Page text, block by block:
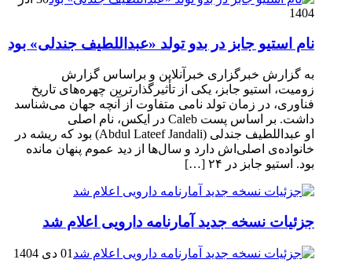
1404
نام استیو جابز در بدو تولد «عبداللطیف جندلی» بود
به گزارش خبرگزاری خبرآنلاین و براساس گزارش
زومیت، استیو جابز، یکی از تأثیرگذارترین چهره‌های تاریخ
فناوری، در زمان تولد نامی متفاوت از آنچه جهان می‌شناسد
داشت. بر اساس پست Caleb در ایکس، نام اصلی
او عبداللطیف جندلی (Abdul Lateef Jandali) بود که ریشه در
خانواده‌ی اصلی‌اش دارد و سال‌ها از دید عموم پنهان مانده
بود. استیو جابز در ۲۴ […]
جزئیات نسخه جدید آمارنامه دارویی اعلام شد
01 دی 1404